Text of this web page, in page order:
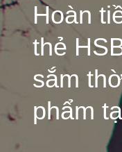
Hoàn
thẻ
sắm
phẩm